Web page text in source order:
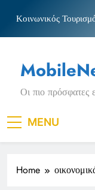
content
Κοινωνικός
Νέα Κρήτη:
ΟΦΗ»
Πριγκιπάτο Στάδιο
Κοινωνικός
τις αιτήσεις
Μπέσσυ αργυράκη
Νέα Κρήτη:
Οι πιο πρόσφατες
MENU
Home